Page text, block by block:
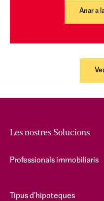
Anar a
Les nostres Solucions
Professionals immobiliaris
Tipus d'hipoteques